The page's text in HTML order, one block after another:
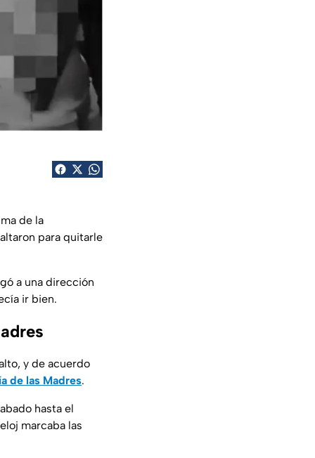
de la
para quitarle
a una dirección
ir bien.
y de acuerdo
de las Madres.
hasta el
marcaba las